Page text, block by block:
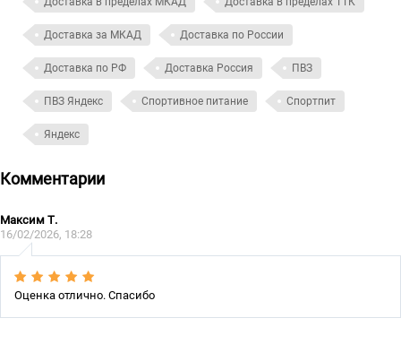
Доставка за МКАД Доставка по России
Доставка по РФ Доставка Россия ПВЗ
ПВЗ Яндекс Спортивное питание Спортпит
Яндекс
Комментарии
Максим Т.
16/02/2026, 18:28
Оценка отлично. Спасибо